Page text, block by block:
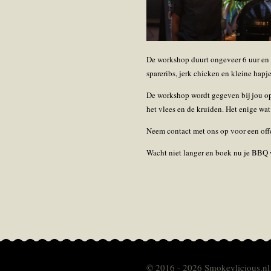
De workshop duurt ongeveer 6 uur
spareribs, jerk chicken en kleine
De workshop wordt gegeven bij jou
het vlees en de kruiden. Het enige
Neem contact met ons op voor een
Wacht niet langer en boek nu je
© 2016 - 2026 Smokeylicious.nl